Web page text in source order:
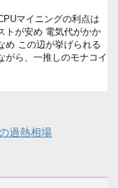
マイニングの利点は
トが安め 電気代がかか
め この辺が挙げられる
がら、一推しのモナコイ
過熱相場